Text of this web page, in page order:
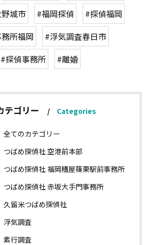
城市
#福岡探偵
#探偵福岡
所福岡
#浮気調査春日市
#探偵事務所
#離婚
テゴリー Categories
全てのカテゴリー
つばめ探偵社 空港前本部
つばめ探偵社 福岡糟屋篠栗駅前事務所
つばめ探偵社 赤坂大手門事務所
久留米つばめ探偵社
浮気調査
素行調査